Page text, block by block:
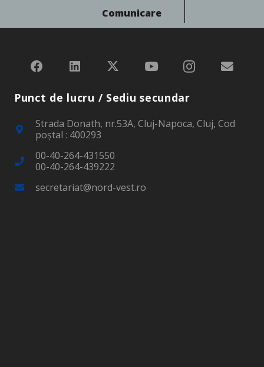
Comunicare
Punct de lucru / Sediu secundar
Strada Donath, nr.53A, Cluj-Napoca, Cluj, Cod
poştal : 400293
00-40-264-431550
00-40-264-439222
secretariat@nord-vest.ro